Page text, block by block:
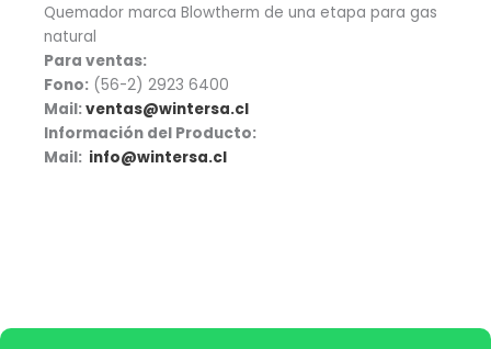
Quemador marca Blowtherm de una etapa para gas
natural
Para ventas:
Fono: (56-2) 2923 6400
Mail:ventas@wintersa.cl
Información del Producto:
Mail: info@wintersa.cl